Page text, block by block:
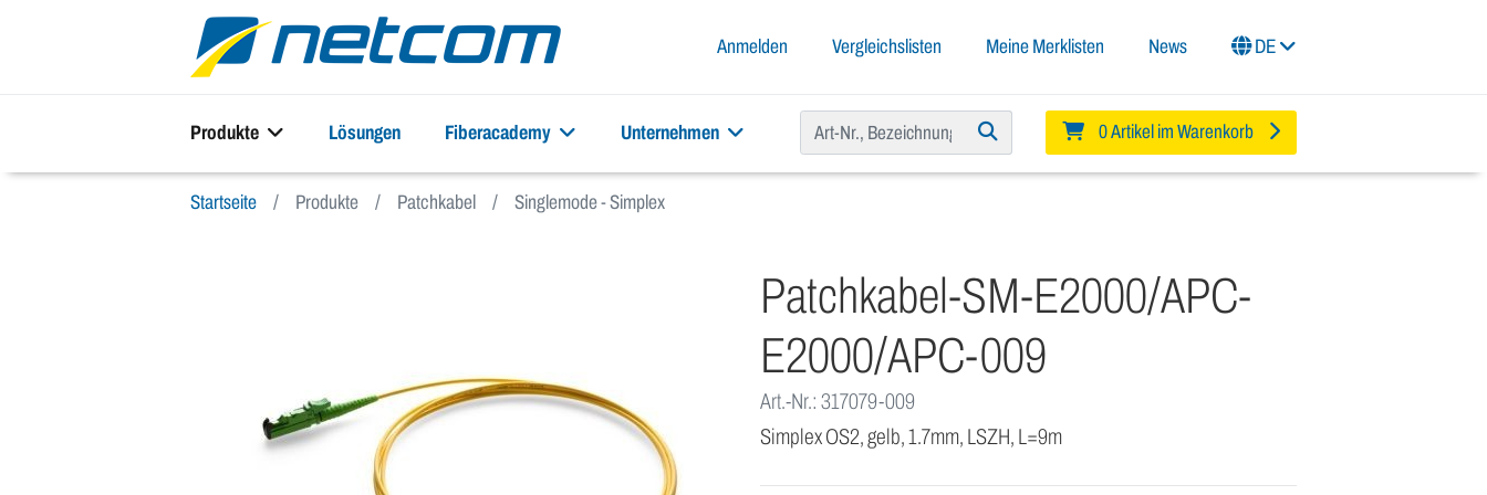
Anmelden Vergleichslisten Meine Merklisten News DE
Produkte Lösungen Fiberacademy Unternehmen 0 Artikel im Warenkorb
Startseite Produkte Patchkabel Singlemode - Simplex
Patchkabel-SM-E2000/APC-
E2000/APC-009
Art.-Nr.: 317079-009
Simplex OS2, gelb, 1.7mm, LSZH, L=9m